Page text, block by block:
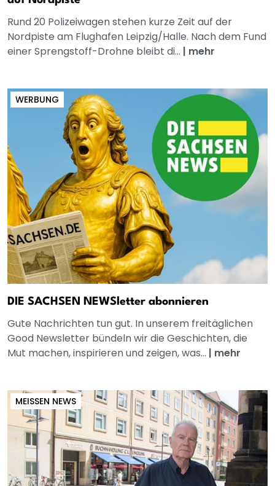
Rund 20 Polizeiwagen stehen kurze Zeit auf der
Nordpiste am Flughafen Leipzig/Halle. Nach dem Fund
einer Sprengstoff-Drohne bleibt di... | mehr
WERBUNG
DIE SACHSEN NEWSletter abonnieren
Gute Nachrichten tun gut. In unserem freitäglichen
Good Newsletter bündeln wir die Geschichten, die
Mut machen, inspirieren und zeigen, was... | mehr
MEISSEN NEWS